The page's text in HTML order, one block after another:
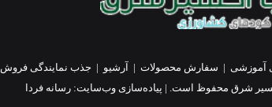
آموزشی | سفارش محصولات | آرشیو | جذب نمایندگی فروش
شرق محفوظ است. | پیاده‌سازی وب‌سایت: رسانه فردا